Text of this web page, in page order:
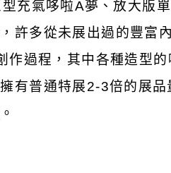
充氣哆啦A夢、放大版
許多從未展出過的豐富
作過程，其中各種造型
有普通特展2-3倍的展品